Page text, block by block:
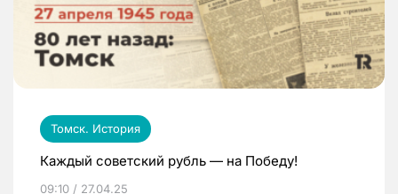
Томск. История
Каждый советский рубль — на Победу!
09:10 / 27.04.25